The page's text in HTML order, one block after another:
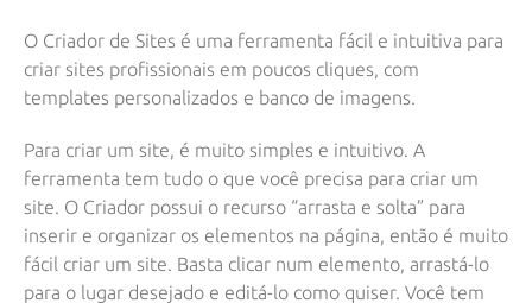
O Criador de Sites é uma ferramenta fácil e intuitiva para
criar sites profissionais em poucos cliques, com
templates personalizados e banco de imagens.
Para criar um site, é muito simples e intuitivo. A
ferramenta tem tudo o que você precisa para criar um
site. O Criador possui o recurso “arrasta e solta” para
inserir e organizar os elementos na página, então é muito
fácil criar um site. Basta clicar num elemento, arrastá-lo
para o lugar desejado e editá-lo como quiser. Você tem